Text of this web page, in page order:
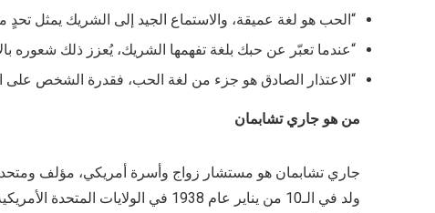
“الحب هو لغة عميقة، والاستماع الجيد إلى الشريك يمثل تحدٍ
“عندما تعبّر عن حبك بلغة تفهمها الشريك، يُعزز ذلك شعوره
“الاعتذار الصادق هو جزء من لغة الحب، فقدرة الشخص على
من هو جاري تشابمان
جاري تشابمان هو مستشار زواج وأسرة أمريكي، مؤلف
ولد في الـ10 من يناير عام 1938 في